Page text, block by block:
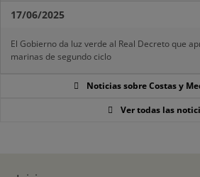
17/06/2025
El Gobierno da luz verde al Real Decreto que
marinas de segundo ciclo
Noticias sobre Costas y
Ver todas las